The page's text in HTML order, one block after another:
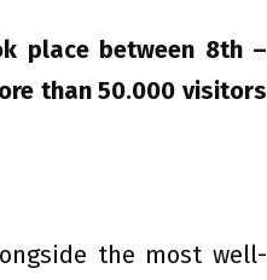
place between 8th –
than 50.000 visitors
the most well-